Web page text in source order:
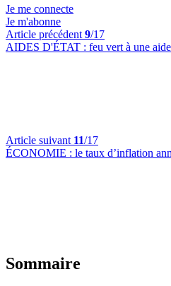
Je me connecte
Je m'abonne
Article précédent 9/17
AIDES D'ÉTAT : feu vert à une
Article suivant 11/17
ÉCONOMIE : le taux d’inflation
Sommaire